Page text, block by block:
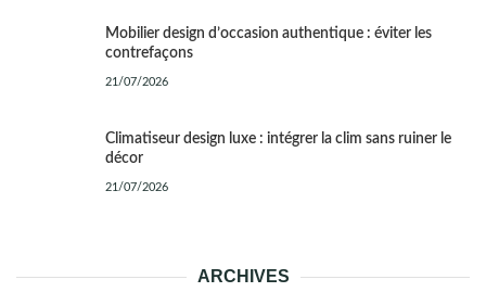
Mobilier design d’occasion authentique : éviter les
contrefaçons
21/07/2026
Climatiseur design luxe : intégrer la clim sans ruiner le
décor
21/07/2026
ARCHIVES